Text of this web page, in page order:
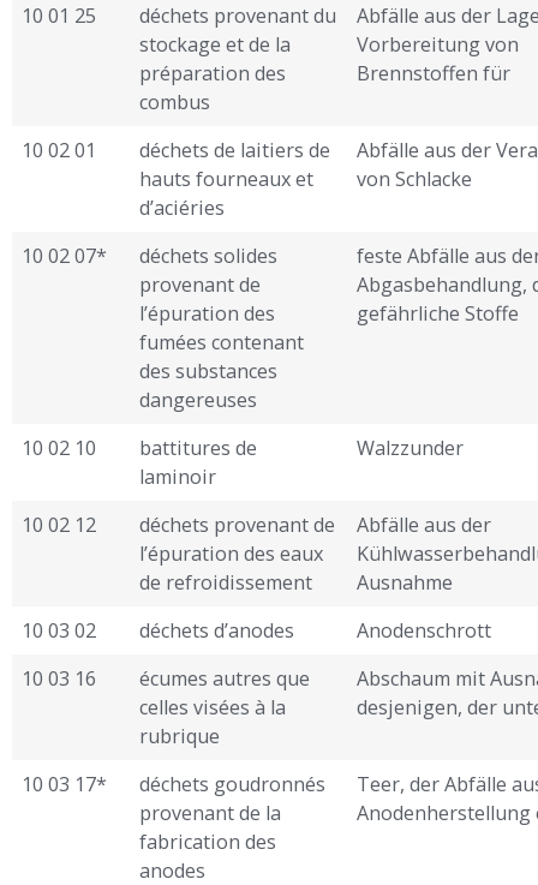
10 01 25
déchets provenant du
stockage et de la
préparation des
combus ­
Abfälle aus der
Vorbereitung von
Brennstoffen für
10 02 01
déchets de laitiers de
hauts fourneaux et
d’aciéries
Abfälle aus der
von Schlacke
10 02 07*
déchets solides
provenant de
l’épuration des
fumées contenant
des substances
dangereuses
feste Abfälle aus
Abgasbehandlung,
gefährliche Stoffe
10 02 10
battitures de
laminoir
Walzzunder
10 02 12
déchets provenant de
l’épuration des eaux
de refroidissement
Abfälle aus der
Ausnahme ­
10 03 02
déchets d’anodes
Anodenschrott
10 03 16
écumes autres que
celles visées à la
rubrique
Abschaum mit
desjenigen, der
10 03 17*
déchets goudronnés
provenant de la
fabrication des
anodes
Teer, der Abfälle
Anodenherstellung